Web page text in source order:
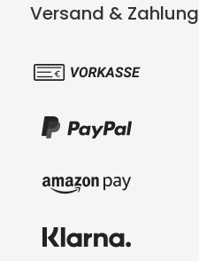
Versand & Zahlung